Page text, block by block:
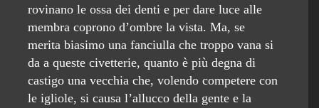
rovinano le ossa dei denti e per dare luce alle
membra coprono d’ombre la vista. Ma, se
merita biasimo una fanciulla che troppo vana si
da a queste civetterie, quanto è più degna di
castigo una vecchia che, volendo competere con
le igliole, si causa l’allucco della gente e la